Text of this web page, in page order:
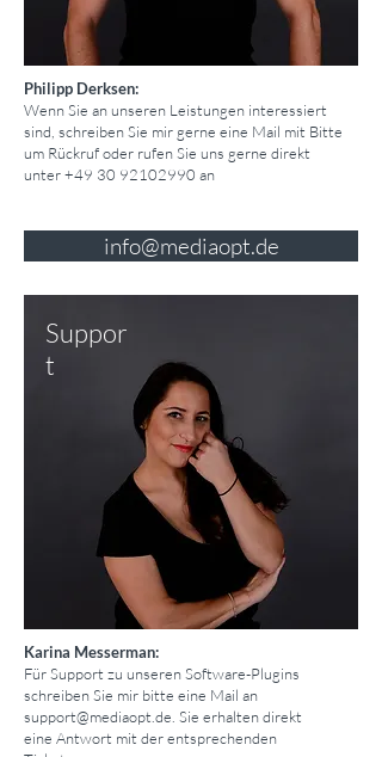
Philipp Derksen:
Wenn Sie an unseren Leistungen interessiert
sind, schreiben Sie mir gerne eine Mail mit Bitte
um Rückruf oder rufen Sie uns gerne direkt
unter+49 30 92102990 an
info@mediaopt.de
Suppor
t
Karina Messerman:
Für Support zu unseren Software-Plugins
schreiben Sie mir bitte eine Mail an
support@mediaopt.de . Sie erhalten direkt
eine Antwort mit der entsprechenden